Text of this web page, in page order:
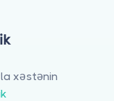
xəstənin